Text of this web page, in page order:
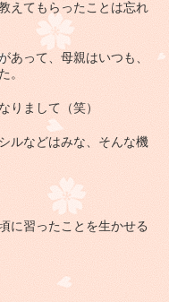
えてもらったことは忘れ
あって、母親はいつも、
。
りまして（笑）
ルなどはみな、そんな機
に習ったことを生かせる